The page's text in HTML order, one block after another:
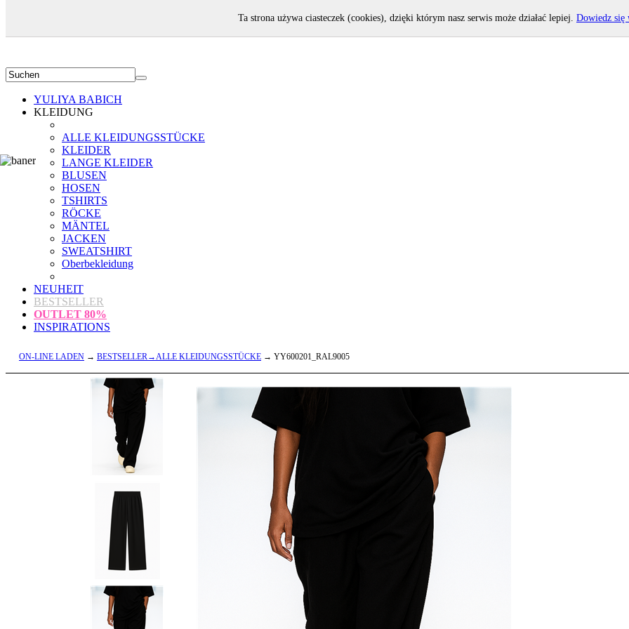
YULIYA BABICH
KLEIDUNG
ALLE KLEIDUNGSSTÜCKE
KLEIDER
LANGE KLEIDER
BLUSEN
HOSEN
TSHIRTS
RÖCKE
MÄNTEL
JACKEN
SWEATSHIRT
Oberbekleidung
NEUHEIT
BESTSELLER
OUTLET 80%
INSPIRATIONS
ON-LINE LADEN → BESTSELLER→ALLE KLEIDUNGSSTÜCKE → YY600201_RAL9005
Ta strona używa ciasteczek (cookies), dzięki którym nasz serwis może działać lepiej. Dowiedz się